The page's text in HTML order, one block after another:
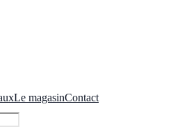
Le magasinContact